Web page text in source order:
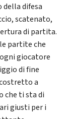
difesa
scatenato,
di partita.
partite che
giocatore
di fine
a
che ti sta di
giusti per i